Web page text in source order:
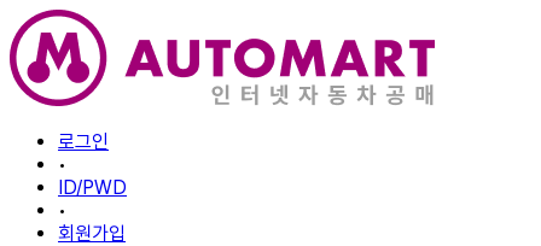
로그인
•
ID/PWD
•
회원가입